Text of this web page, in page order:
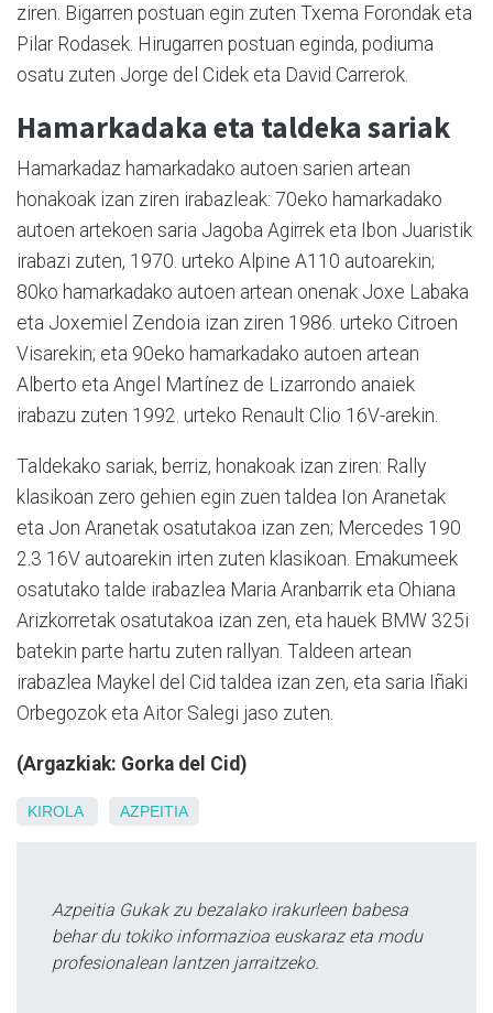
ziren. Bigarren postuan egin zuten Txema Forondak eta
Pilar Rodasek. Hirugarren postuan eginda, podiuma
osatu zuten Jorge del Cidek eta David Carrerok.
Hamarkadaka eta taldeka sariak
Hamarkadaz hamarkadako autoen sarien artean
honakoak izan ziren irabazleak: 70eko hamarkadako
autoen artekoen saria Jagoba Agirrek eta Ibon Juaristik
irabazi zuten, 1970. urteko Alpine A110 autoarekin;
80ko hamarkadako autoen artean onenak Joxe Labaka
eta Joxemiel Zendoia izan ziren 1986. urteko Citroen
Visarekin; eta 90eko hamarkadako autoen artean
Alberto eta Angel Martínez de Lizarrondo anaiek
irabazu zuten 1992. urteko Renault Clio 16V-arekin.
Taldekako sariak, berriz, honakoak izan ziren: Rally
klasikoan zero gehien egin zuen taldea Ion Aranetak
eta Jon Aranetak osatutakoa izan zen; Mercedes 190
2.3 16V autoarekin irten zuten klasikoan. Emakumeek
osatutako talde irabazlea Maria Aranbarrik eta Ohiana
Arizkorretak osatutakoa izan zen, eta hauek BMW 325i
batekin parte hartu zuten rallyan. Taldeen artean
irabazlea Maykel del Cid taldea izan zen, eta saria Iñaki
Orbegozok eta Aitor Salegi jaso zuten.
(Argazkiak: Gorka del Cid)
KIROLA AZPEITIA
Azpeitia Gukak zu bezalako irakurleen babesa
behar du tokiko informazioa euskaraz eta modu
profesionalean lantzen jarraitzeko.